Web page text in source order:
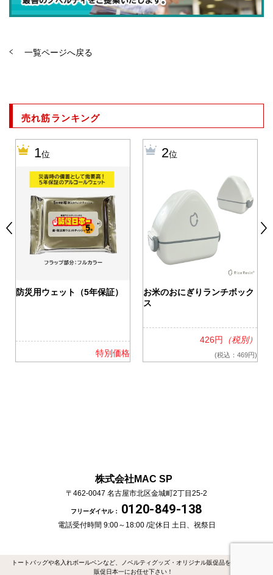
一覧ページへ戻る
売れ筋ランキング
1位
防災用ウェット（5年保証）
特別価格
2位
お米のおにぎりランチボック
ス
426円 （税別）
(税込：469円)
株式会社MAC SP
〒462-0047 名古屋市北区金城町2丁目25-2
フリーダイヤル： 0120-849-138
電話受付時間 9:00～18:00 /定休日 土日、祝祭日
トートバッグや名入れボールベンなど、ノベルティグッズ・オリジナル販促品を作るなら
販促日本一にお任せ下さい！